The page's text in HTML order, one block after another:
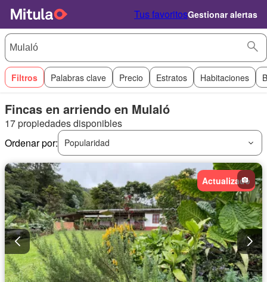
Tus favoritosGestionar alertas
Filtros Palabras clave Precio Estratos Habitaciones
Fincas en arriendo en Mulaló
17 propiedades disponibles
Ordenar por:
Popularidad
Actualizado